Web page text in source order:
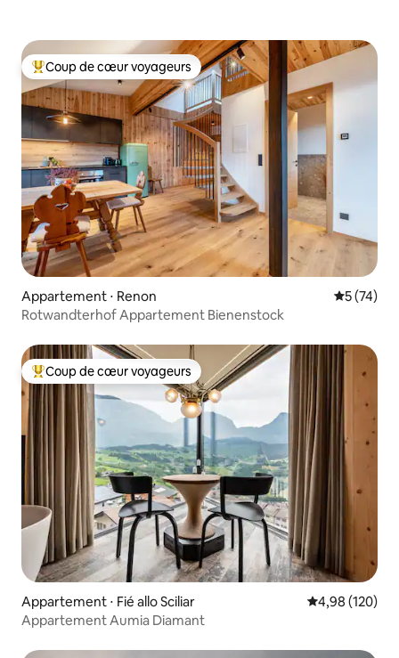
Coups de cœur voyageurs les plus appréciés
Coup de cœur voyageurs
Appartement ⋅ Renon
5 (74)
Rotwandterhof Appartement Bienenstock
Coups de cœur voyageurs les plus appréciés
Coup de cœur voyageurs
Appartement ⋅ Fié allo Sciliar Évaluation
4,98 (120)
Appartement Aumia Diamant